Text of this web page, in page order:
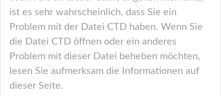
ist es sehr wahrscheinlich, dass Sie ein
Problem mit der Datei CTD haben. Wenn Sie
die Datei CTD öffnen oder ein anderes
Problem mit dieser Datei beheben möchten,
lesen Sie aufmerksam die Informationen auf
dieser Seite.